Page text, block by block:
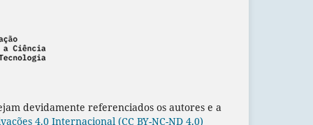
devidamente referenciados os autores e a
4.0 Internacional (CC BY-NC-ND 4.0)